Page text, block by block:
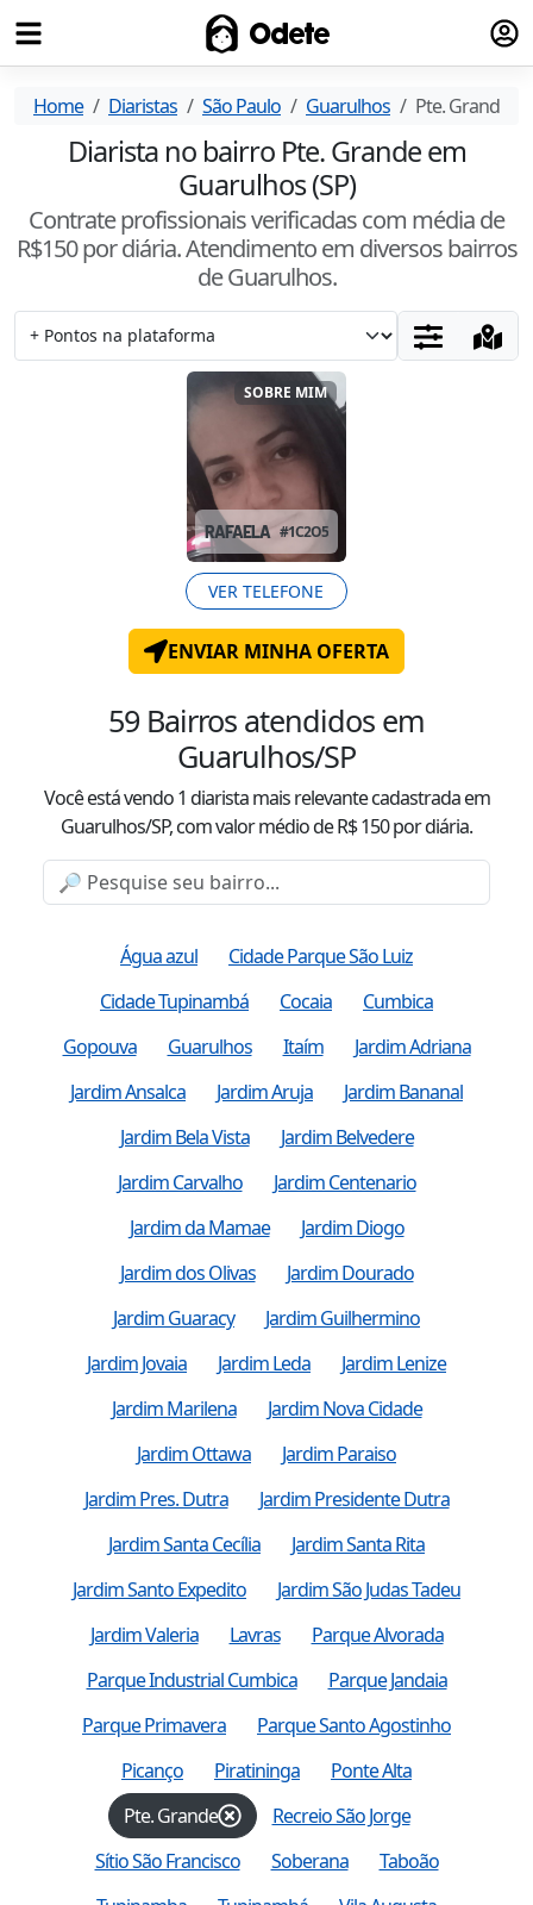
Odete
Home Diaristas São Paulo Guarulhos Pte. Grande
Diarista no bairro Pte. Grande em
Guarulhos (SP)
Contrate profissionais verificadas com média de
R$150por diária. Atendimentoem diversos bairros
de Guarulhos.
SOBRE MIM
RAFAELA #1C2O5XAX
VER TELEFONE
ENVIAR MINHA OFERTA
59 Bairros atendidos em
Guarulhos/SP
Você está vendo1 diarista mais relevante cadastrada em
Guarulhos/SP, com valormédiode R$150por diária.
Água azul
Cidade Parque São Luiz
Cidade Tupinambá
Cocaia
Cumbica
Gopouva
Guarulhos Itaím
Jardim Adriana
Jardim Ansalca
Jardim Aruja
Jardim Bananal
Jardim Bela Vista
Jardim Belvedere
Jardim Carvalho
Jardim Centenario
Jardim da Mamae
Jardim Diogo
Jardim dos Olivas
Jardim Dourado
Jardim Guaracy
Jardim Guilhermino
Jardim Jovaia
Jardim Leda
Jardim Lenize
Jardim Marilena
Jardim Nova Cidade
Jardim Ottawa
Jardim Paraiso
Jardim Pres. Dutra
Jardim Presidente Dutra
Jardim Santa Cecília
Jardim Santa Rita
Jardim Santo Expedito
Jardim São Judas Tadeu
Jardim Valeria
Lavras
Parque Alvorada
Parque Industrial Cumbica
Parque Jandaia
Parque Primavera
Parque Santo Agostinho
Picanço
Piratininga
Ponte Alta
Pte. Grande
Recreio São Jorge
Sítio São Francisco
Soberana
Taboão